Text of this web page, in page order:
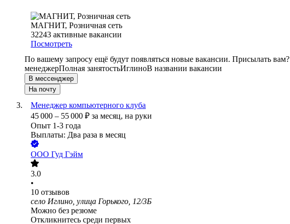
МАГНИТ, Розничная сеть
32243 активные вакансии
Посмотреть
По вашему запросу ещё будут появляться новые вакансии. Присылать вам?
менеджерПолная занятостьИглиноВ названии вакансии
В мессенджер
На почту
Менеджер компьютерного клуба
45 000 – 55 000 ₽ за месяц, на руки
Опыт 1-3 года
Выплаты: Два раза в месяц
ООО Гуд Гэйм
3.0
•
10 отзывов
село Иглино, улица Горького, 12/3Б
Можно без резюме
Откликнитесь среди первых